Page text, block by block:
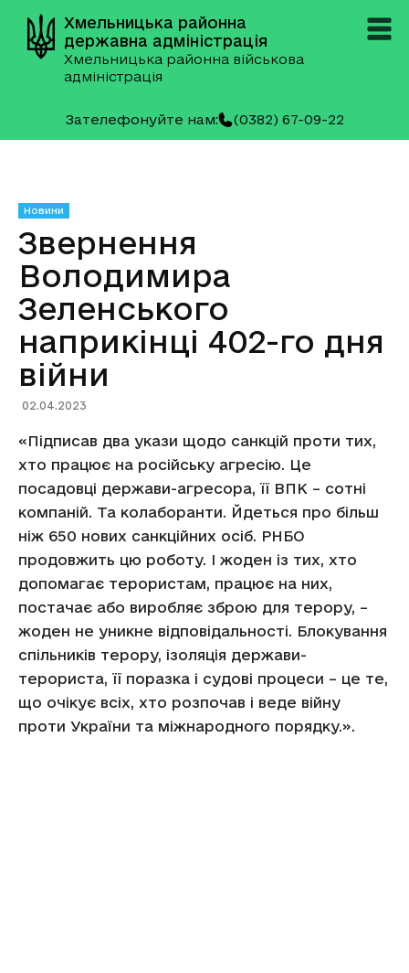
Хмельницька районна
державна адміністрація
Хмельницька районна військова
адміністрація
Зателефонуйте нам: (0382) 67-09-22
Новини
Звернення
Володимира
Зеленського
наприкінці 402-го дня
війни
02.04.2023
«Підписав два укази щодо санкцій проти тих,
хто працює на російську агресію. Це
посадовці держави-агресора, її ВПК – сотні
компаній. Та колаборанти. Йдеться про більш
ніж 650 нових санкційних осіб. РНБО
продовжить цю роботу. І жоден із тих, хто
допомагає терористам, працює на них,
постачає або виробляє зброю для терору, –
жоден не уникне відповідальності. Блокування
спільників терору, ізоляція держави-
терориста, її поразка і судові процеси – це те,
що очікує всіх, хто розпочав і веде війну
проти України та міжнародного порядку.».